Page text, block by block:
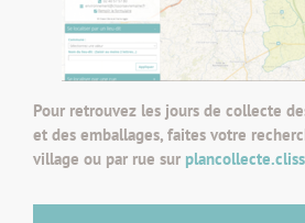
Pour retrouvez les jours de collecte
et des emballages, faites votre
village ou par rue sur